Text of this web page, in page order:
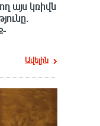
այս կռիվն
Ավելին